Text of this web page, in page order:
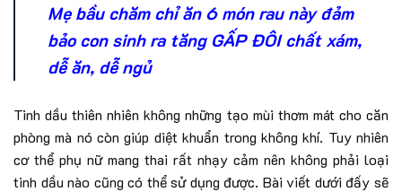
Mẹ bầu chăm chỉ ăn 6 món rau này đảm
bảo con sinh ra tăng GẤP ĐÔI chất xám,
dễ ăn, dễ ngủ
Tinh dầu thiên nhiên không những tạo mùi thơm mát cho căn
phòng mà nó còn giúp diệt khuẩn trong không khí. Tuy nhiên
cơ thể phụ nữ mang thai rất nhạy cảm nên không phải loại
tinh dầu nào cũng có thể sử dụng được. Bài viết dưới đấy sẽ